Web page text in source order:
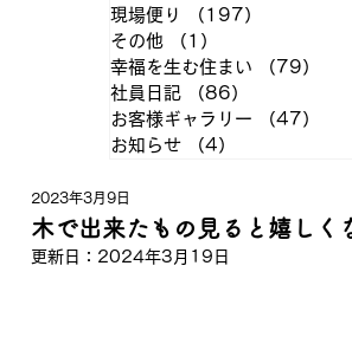
現場便り
（197）
その他
（1）
幸福を生む住まい
（79）
社員日記
（86）
お客様ギャラリー
（47）
お知らせ
（4）
木で出来たもの見ると嬉しく
2023年3月9日
更新日： 2024年3月19日